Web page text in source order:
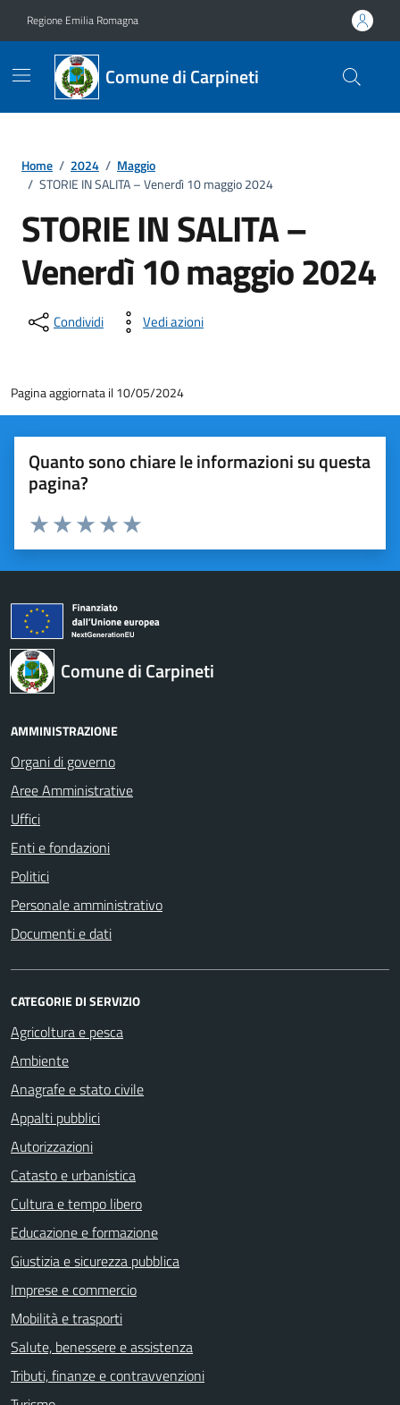
Regione Emilia Romagna
Comune di Carpineti
Home / 2024 / Maggio
/ STORIE IN SALITA – Venerdì 10 maggio 2024
STORIE IN SALITA –
Venerdì 10 maggio 2024
Condividi Vedi azioni
Pagina aggiornata il 10/05/2024
Quanto sono chiare le informazioni su questa
pagina?
Valuta 5 stelle su 5
Valuta 4 stelle su 5
Valuta 3 stelle su 5
Valuta 2 stelle su 5
Valuta 1 stelle su 5
Comune di Carpineti
AMMINISTRAZIONE
Organi di governo
Aree Amministrative
Uffici
Enti e fondazioni
Politici
Personale amministrativo
Documenti e dati
CATEGORIE DI SERVIZIO
Agricoltura e pesca
Ambiente
Anagrafe e stato civile
Appalti pubblici
Autorizzazioni
Catasto e urbanistica
Cultura e tempo libero
Educazione e formazione
Giustizia e sicurezza pubblica
Imprese e commercio
Mobilità e trasporti
Salute, benessere e assistenza
Tributi, finanze e contravvenzioni